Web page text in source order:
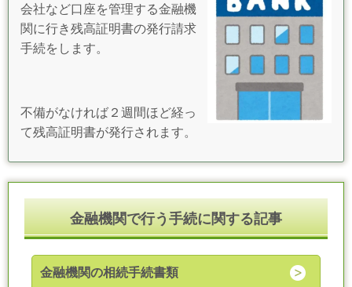
会社など口座を管理する金融機
関に行き残高証明書の発行請求
手続をします。
不備がなければ２週間ほど経っ
て残高証明書が発行されます。
金融機関で行う手続に関する記事
金融機関の相続手続書類